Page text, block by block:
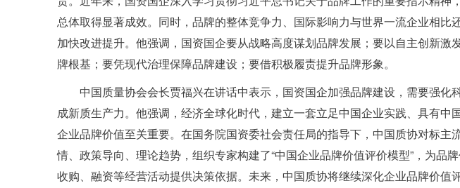
总体取得显著成效。同时，品牌的整体竞争力、国际影响力与世界一流企业相比
加快改进提升。他强调，国资国企要从战略高度谋划品牌发展；要以自主创新激
牌根基；要凭现代治理保障品牌建设；要借积极履责提升品牌形象。
中国质量协会会长贾福兴在讲话中表示，国资国企加强品牌建设，需要强化
成新质生产力。他强调，经济全球化时代，建立一套立足中国企业实践、具有中
企业品牌价值至关重要。在国务院国资委社会责任局的指导下，中国质协对标主
情、政策导向、理论趋势，组织专家构建了“中国企业品牌价值评价模型”，为品
收购、融资等经营活动提供决策依据。未来，中国质协将继续深化企业品牌价值